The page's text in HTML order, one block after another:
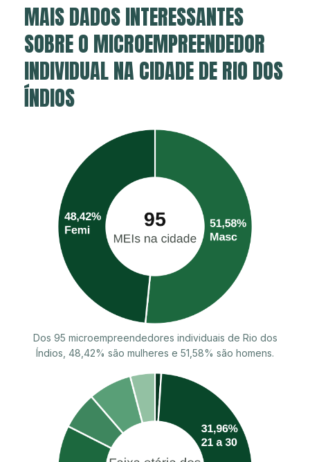
MAIS DADOS INTERESSANTES
SOBRE O MICROEMPREENDEDOR
INDIVIDUAL NA CIDADE DE RIO DOS
ÍNDIOS
Dos 95 microempreendedores individuais de Rio dos
Índios, 48,42% são mulheres e 51,58% são homens.